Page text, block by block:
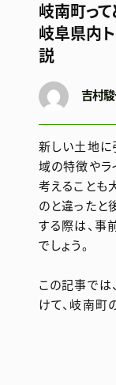
岐南町っ
岐阜県内
説
吉村
新しい土地に
域の特徴やラ
考えることも
のと違ったと
する際は、事
でしょう。
この記事で
けて、岐南町